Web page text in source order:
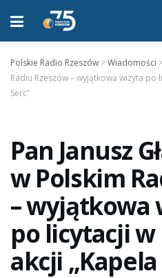
Polskie Radio Rzeszów >Wiadomości
Radiu Rzeszów – wyjątkowa wizyta po
Serc”
Pan Janusz
w Polskim
– wyjątkowa
po licytacji
akcji „Kapela